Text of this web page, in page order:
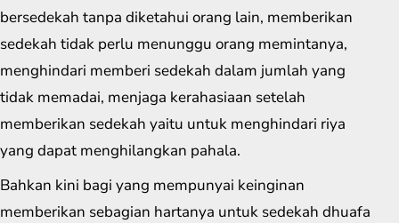
bersedekah tanpa diketahui orang lain, memberikan
sedekah tidak perlu menunggu orang memintanya,
menghindari memberi sedekah dalam jumlah yang
tidak memadai, menjaga kerahasiaan setelah
memberikan sedekah yaitu untuk menghindari riya
yang dapat menghilangkan pahala.
Bahkan kini bagi yang mempunyai keinginan
memberikan sebagian hartanya untuk sedekah dhuafa